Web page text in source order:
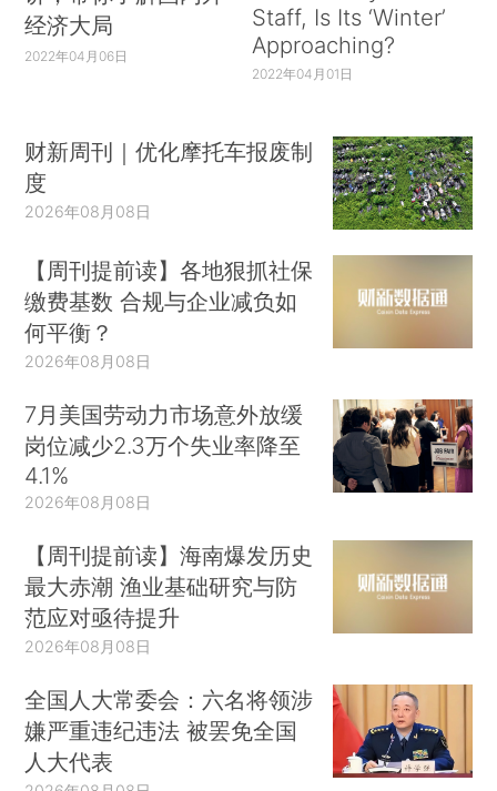
经济大局
2022年04月06日
Staff, Is Its ‘Winter’
Approaching?
2022年04月01日
财新周刊｜优化摩托车报废制
度
2026年08月08日
【周刊提前读】各地狠抓社保
缴费基数 合规与企业减负如
何平衡？
2026年08月08日
7月美国劳动力市场意外放缓
岗位减少2.3万个失业率降至
4.1%
2026年08月08日
【周刊提前读】海南爆发历史
最大赤潮 渔业基础研究与防
范应对亟待提升
2026年08月08日
全国人大常委会：六名将领涉
嫌严重违纪违法 被罢免全国
人大代表